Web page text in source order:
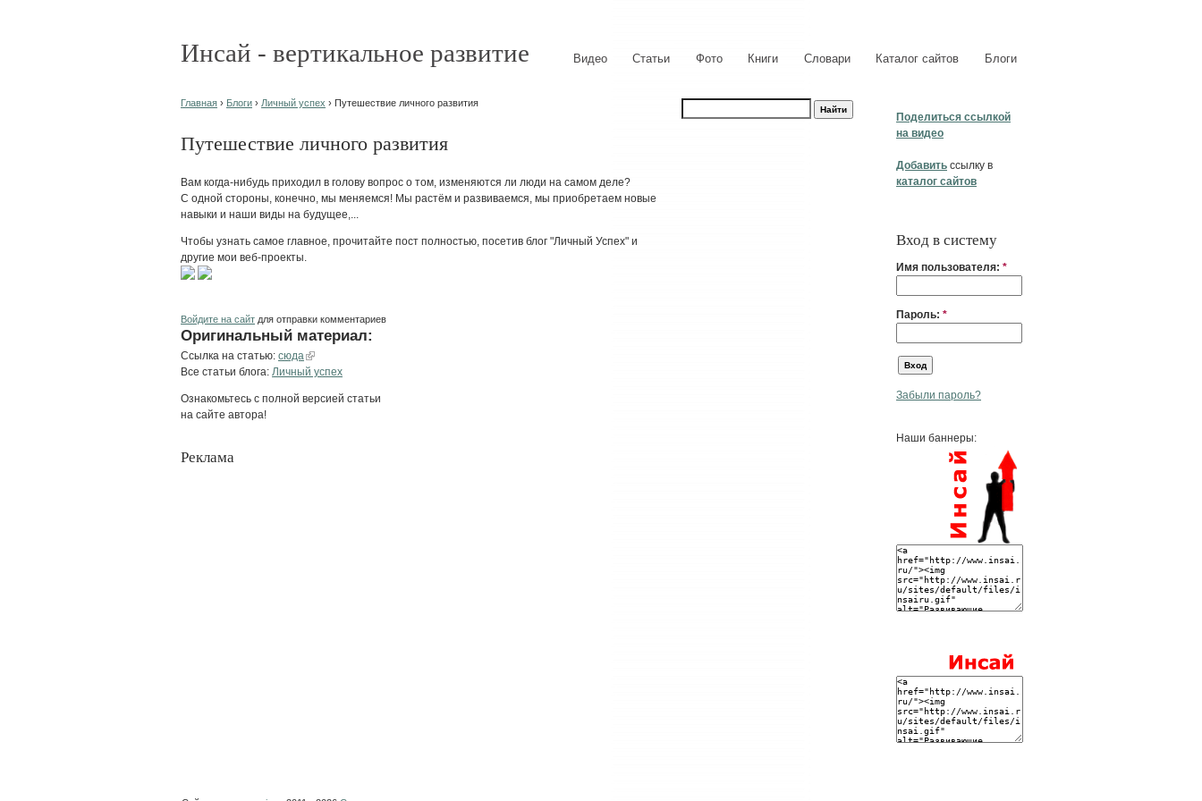
Инсай - вертикальное развитие Видео Статьи Фото Книги Словари Каталог сайтов Блоги
Поделиться ссылкой
на видео
Добавить ссылку в
каталог сайтов
Вход в систему
Имя пользователя: *
Пароль: *
Забыли пароль?
Наши баннеры:
Главная › Блоги › Личный успех › Путешествие личного развития
Путешествие личного развития
Вам когда-нибудь приходил в голову вопрос о том, изменяются ли люди на самом деле?
С одной стороны, конечно, мы меняемся! Мы растём и развиваемся, мы приобретаем новые
навыки и наши виды на будущее,...
Чтобы узнать самое главное, прочитайте пост полностью, посетив блог "Личный Успех" и
другие мои веб-проекты.
Войдите на сайт для отправки комментариев
Оригинальный материал:
Ссылка на статью: сюда
Все статьи блога: Личный успех
Ознакомьтесь с полной версией статьи
на сайте автора!
Реклама